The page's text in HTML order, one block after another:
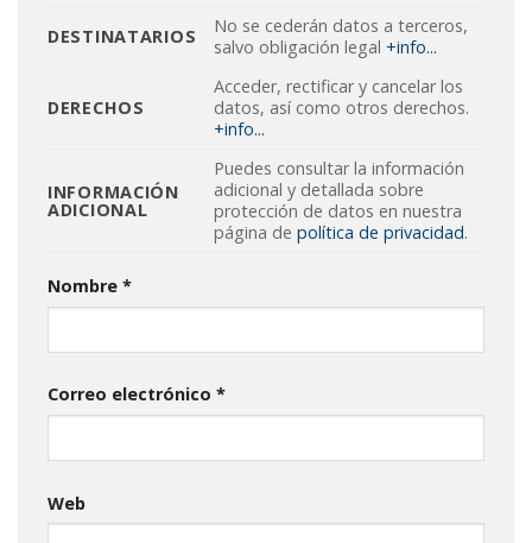
DESTINATARIOS
No se cederán datos a terceros,
salvo obligación legal +info...
DERECHOS
Acceder, rectificar y cancelar los
datos, así como otros derechos.
+info...
INFORMACIÓN
ADICIONAL
Puedes consultar la información
adicional y detallada sobre
protección de datos en nuestra
página depolítica de privacidad.
Nombre *
Correo electrónico *
Web